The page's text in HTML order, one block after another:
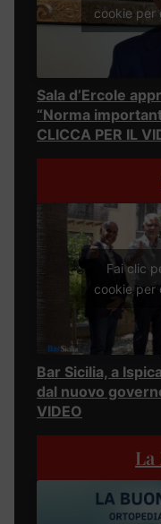
cookie per
Sala d’Ercole
“Norma
CLICCA PER IL
Fai clic
cookie per
Bar Sicilia, a
dal nuovo
VIDEO
La